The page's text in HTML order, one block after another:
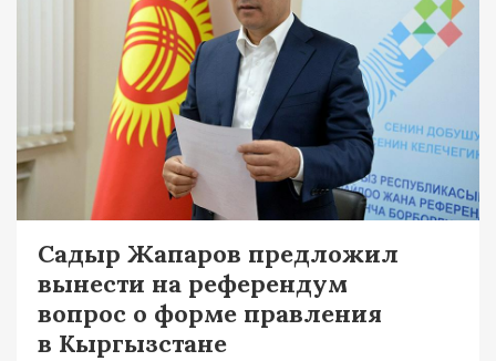
Садыр Жапаров предложил
вынести на референдум
вопрос о форме правления
в Кыргызстане